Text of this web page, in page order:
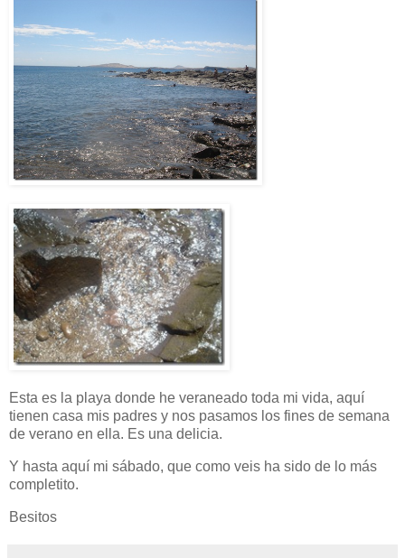
Esta es la playa donde he veraneado toda mi vida, aquí
tienen casa mis padres y nos pasamos los fines de semana
de verano en ella. Es una delicia.
Y hasta aquí mi sábado, que como veis ha sido de lo más
completito.
Besitos